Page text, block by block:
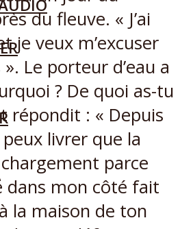
du fleuve. « J’ai
je veux m’excuser
Le porteur d’eau a
? De quoi as-tu
répondit : « Depuis
livrer que la
parce
dans mon côté fait
la maison de ton